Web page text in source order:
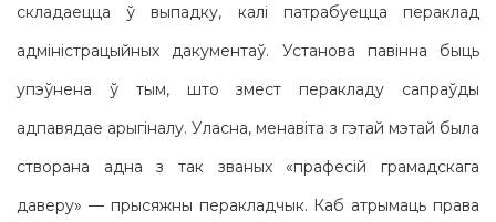
складаецца ў выпадку, калі патрабуецца пераклад
адміністрацыйных дакументаў. Установа павінна быць
упэўнена ў тым, што змест перакладу сапраўды
адпавядае арыгіналу. Уласна, менавіта з гэтай мэтай была
створана адна з так званых «прафесій грамадскага
даверу» — прысяжны перакладчык. Каб атрымаць права